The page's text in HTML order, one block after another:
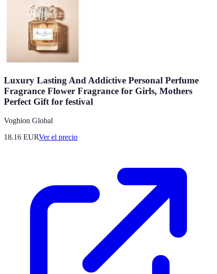
Luxury Lasting And Addictive Personal Perfume
Fragrance Flower Fragrance for Girls, Mothers
Perfect Gift for festival
Voghion Global
18.16 EURVer el precio